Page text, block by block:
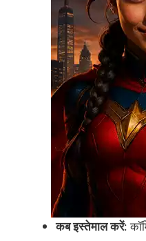
कब इस्तेमाल करें: